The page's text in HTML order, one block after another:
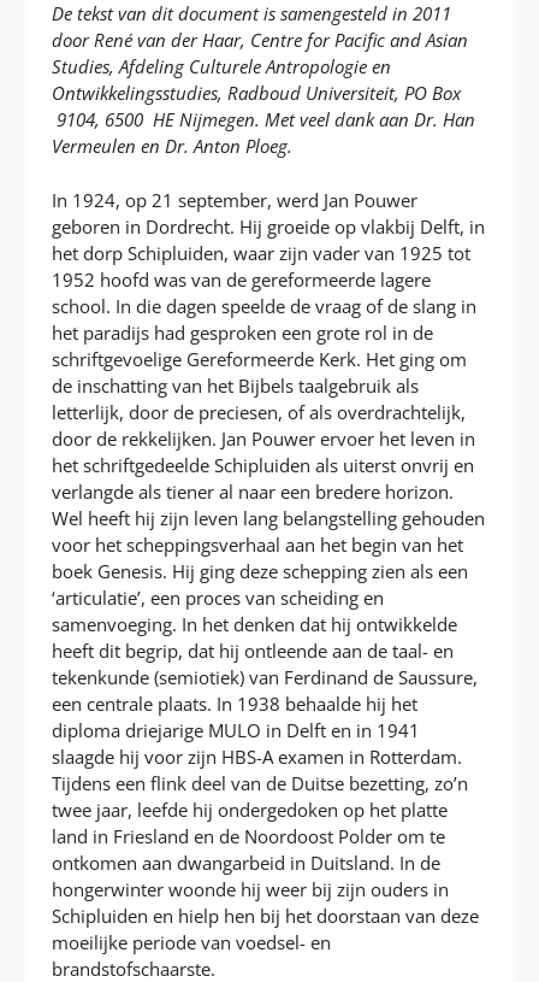
De tekst van dit document is samengesteld in 2011
door René van der Haar, Centre for Pacific and Asian
Studies, Afdeling Culturele Antropologie en
Ontwikkelingsstudies, Radboud Universiteit, PO Box
9104, 6500 HE Nijmegen. Met veel dank aan Dr. Han
Vermeulen en Dr. Anton Ploeg.
In 1924, op 21 september, werd Jan Pouwer
geboren in Dordrecht. Hij groeide op vlakbij Delft, in
het dorp Schipluiden, waar zijn vader van 1925 tot
1952 hoofd was van de gereformeerde lagere
school. In die dagen speelde de vraag of de slang in
het paradijs had gesproken een grote rol in de
schriftgevoelige Gereformeerde Kerk. Het ging om
de inschatting van het Bijbels taalgebruik als
letterlijk, door de preciesen, of als overdrachtelijk,
door de rekkelijken. Jan Pouwer ervoer het leven in
het schriftgedeelde Schipluiden als uiterst onvrij en
verlangde als tiener al naar een bredere horizon.
Wel heeft hij zijn leven lang belangstelling gehouden
voor het scheppingsverhaal aan het begin van het
boek Genesis. Hij ging deze schepping zien als een
‘articulatie’, een proces van scheiding en
samenvoeging. In het denken dat hij ontwikkelde
heeft dit begrip, dat hij ontleende aan de taal- en
tekenkunde (semiotiek) van Ferdinand de Saussure,
een centrale plaats. In 1938 behaalde hij het
diploma driejarige MULO in Delft en in 1941
slaagde hij voor zijn HBS-A examen in Rotterdam.
Tijdens een flink deel van de Duitse bezetting, zo’n
twee jaar, leefde hij ondergedoken op het platte
land in Friesland en de Noordoost Polder om te
ontkomen aan dwangarbeid in Duitsland. In de
hongerwinter woonde hij weer bij zijn ouders in
Schipluiden en hielp hen bij het doorstaan van deze
moeilijke periode van voedsel- en
brandstofschaarste.